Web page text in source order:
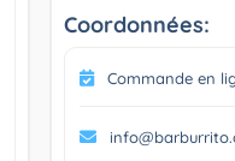
Coordonnées:
Commande en